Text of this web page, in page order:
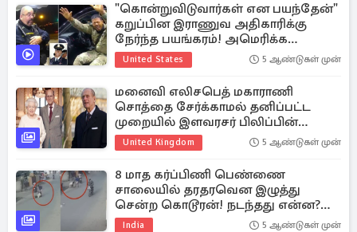
"கொன்றுவிடுவார்கள் என பயந்தேன்"
கறுப்பின இராணுவ அதிகாரிக்கு
நேர்ந்த பயங்கரம்! அமெரிக்க
பொலிஸ் மீது வழக்கு பதிவு
United States 5 ஆண்டுகள் முன்
மனைவி எலிசபெத் மகாராணி
சொத்தை சேர்க்காமல் தனிப்பட்ட
முறையில் இளவரசர் பிலிப்பின்
சொத்து மதிப்பு எவ்வளவு தெரியுமா?
United Kingdom 5 ஆண்டுகள் முன்
8 மாத கர்ப்பிணி பெண்ணை
சாலையில் தரதரவென இழுத்து
சென்ற கொடூரன்! நடந்தது என்ன?
பதறவைக்கும் சிசிடிவி புகைப்படம்
India 5 ஆண்டுகள் முன்